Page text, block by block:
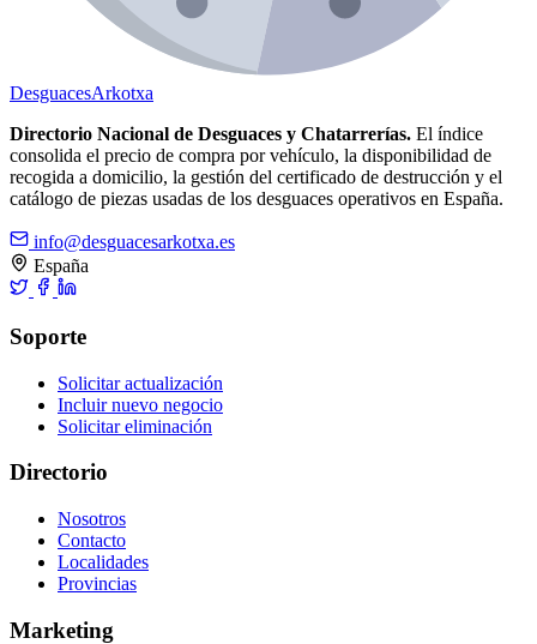
DesguacesArkotxa
Directorio Nacional de Desguaces y Chatarrerías. El índice
consolida el precio de compra por vehículo, la disponibilidad de
recogida a domicilio, la gestión del certificado de destrucción y el
catálogo de piezas usadas de los desguaces operativos en España.
info@desguacesarkotxa.es
España
Soporte
Solicitar actualización
Incluir nuevo negocio
Solicitar eliminación
Directorio
Nosotros
Contacto
Localidades
Provincias
Marketing